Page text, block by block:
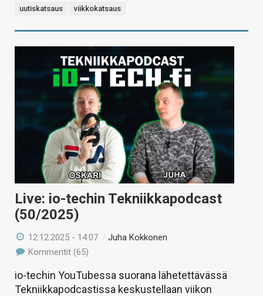
uutiskatsaus
viikkokatsaus
Live: io-techin Tekniikkapodcast
(50/2025)
12.12.2025 - 14:07 /Juha Kokkonen
Kommentit (65)
io-techin YouTubessa suorana lähetettävässä
Tekniikkapodcastissa keskustellaan viikon